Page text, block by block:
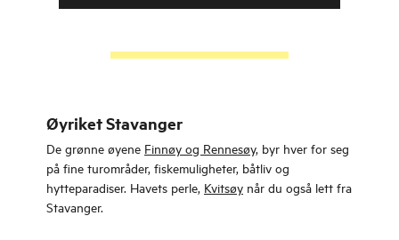
Øyriket Stavanger
De grønne øyene Finnøy og Rennesøy, byr hver for seg
på fine turområder, fiskemuligheter, båtliv og
hytteparadiser. Havets perle, Kvitsøy når du også lett fra
Stavanger.